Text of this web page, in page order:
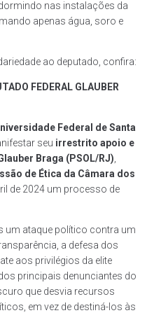
nas instalações da
apenas água, soro e
ao deputado, confira:
FEDERAL GLAUBER
Federal de Santa
seu irrestrito apoio e
Braga (PSOL/RJ)
de Ética da Câmara dos
de 2024 um processo de
um ataque político contra um
a defesa dos
aos privilégios da elite
principais denunciantes do
que desvia recursos
em vez de destiná-los às